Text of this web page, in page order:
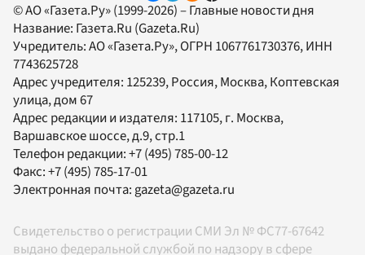
© АО «Газета.Ру» (1999-2026) – Главные новости дня
Название: Газета.Ru (Gazeta.Ru)
Учредитель:АО «Газета.Ру», ОГРН 1067761730376, ИНН
7743625728
Адрес учредителя: 125239, Россия, Москва, Коптевская
улица, дом 67
Адрес редакции и издателя: 117105, г. Москва,
Варшавское шоссе, д.9, стр.1
Телефон редакции:+7 (495) 785-00-12
Факс:+7 (495) 785-17-01
Электронная почта:gazeta@gazeta.ru
Свидетельство о регистрации СМИ Эл № ФС77-67642
выдано федеральной службой по надзору в сфере